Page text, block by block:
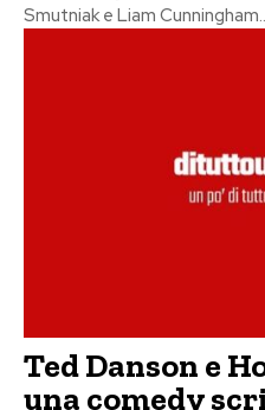
Smutniak e Liam
Ted Danson e
una comedy